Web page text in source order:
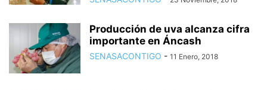
Producción de uva alcanza cifra
importante en Áncash
SENASACONTIGO - 11 Enero, 2018